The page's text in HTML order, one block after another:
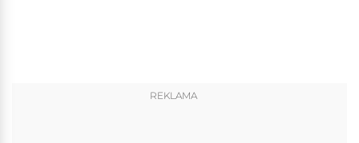
REKLAMA